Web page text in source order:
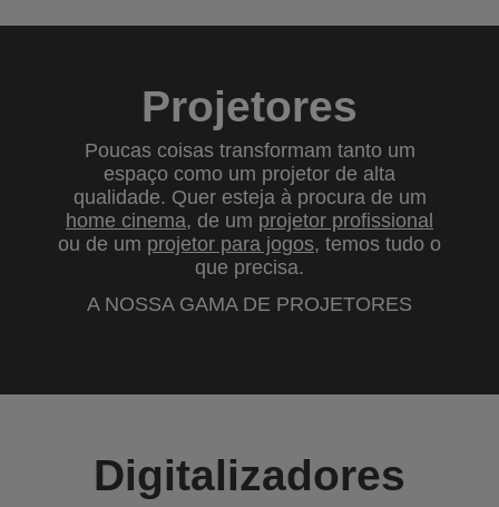
Projetores
Poucas coisas transformam tanto um
espaço como um projetor de alta
qualidade. Quer esteja à procura de um
home cinema, de um projetor profissional
ou de um projetor para jogos, temos tudo o
que precisa.
A NOSSA GAMA DE PROJETORES
Digitalizadores